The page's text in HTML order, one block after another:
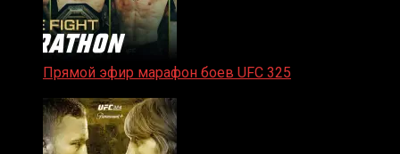
Прямой эфир марафон боев UFC 325